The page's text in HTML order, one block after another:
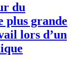
du
plus grande
lors d’un